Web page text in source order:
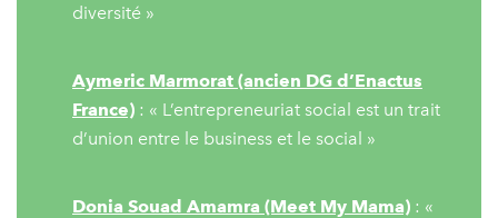
diversité »
Aymeric Marmorat (ancien DG d’Enactus
France) : « L’entrepreneuriat social est un trait
d’union entre le business et le social »
Donia Souad Amamra (Meet My Mama) : «